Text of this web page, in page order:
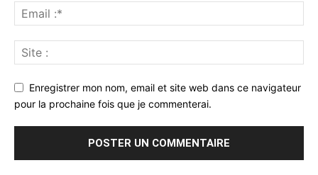
Enregistrer mon nom, email et site web dans ce navigateur
pour la prochaine fois que je commenterai.